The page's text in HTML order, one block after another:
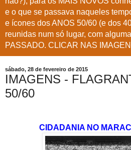
e o que se passava naqueles
e ícones dos ANOS 50/60 (e dos
reunidas num só lugar, com
PASSADO. CLICAR NAS
sábado, 28 de fevereiro de 2015
IMAGENS -
50/60
CIDADANIA NO